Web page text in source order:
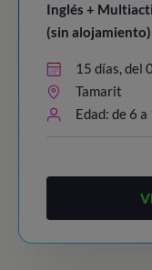
Inglés +
(sin alojamiento)
15 días, del
Tamarit
Edad: de 6 a